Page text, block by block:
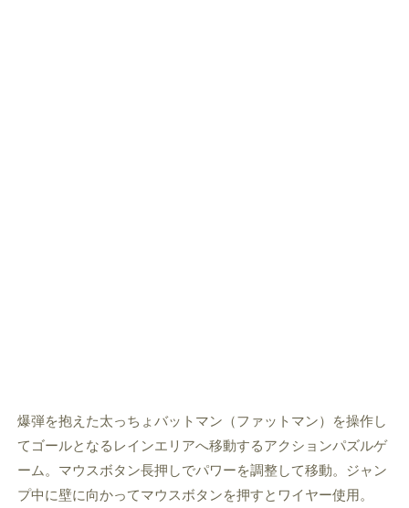
爆弾を抱えた太っちょバットマン（ファットマン）を操作し
てゴールとなるレインエリアへ移動するアクションパズルゲ
ーム。マウスボタン長押しでパワーを調整して移動。ジャン
プ中に壁に向かってマウスボタンを押すとワイヤー使用。